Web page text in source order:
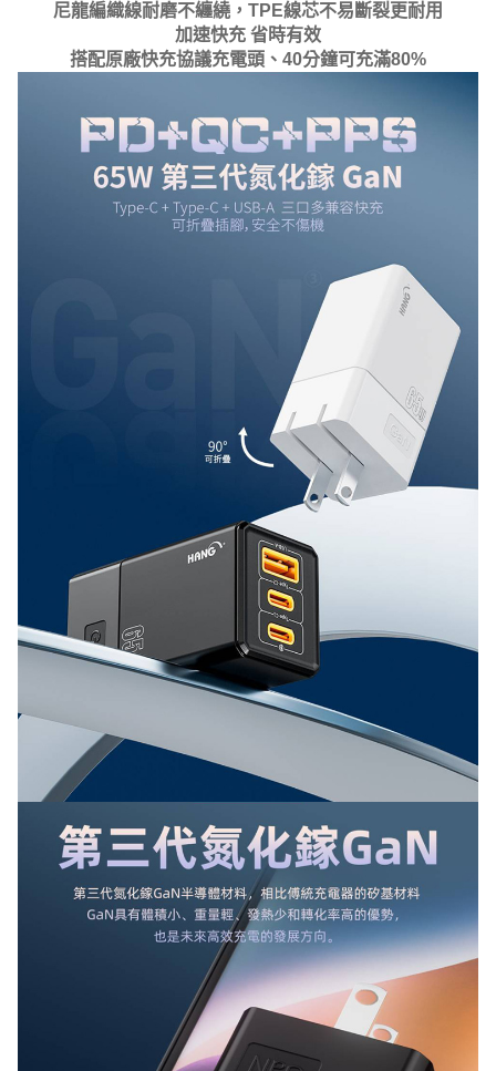
尼龍編織線耐磨不纏繞，TPE線芯不易斷裂更耐用
加速快充 省時有效
搭配原廠快充協議充電頭、40分鐘可充滿80%